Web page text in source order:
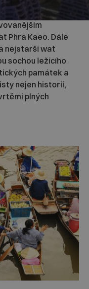
je bohaté
Phra Kaeo. Dále
nejstarší wat
sochou ležícího
památek a
nejen historií,
plných